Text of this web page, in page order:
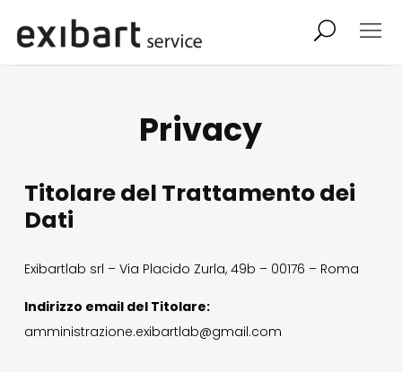
onpaper digital
contatti
Privacy
Titolare del Trattamento dei
Dati
Exibartlab srl – Via Placido Zurla, 49b – 00176 – Roma
Indirizzo email del Titolare:
amministrazione.exibartlab@gmail.com